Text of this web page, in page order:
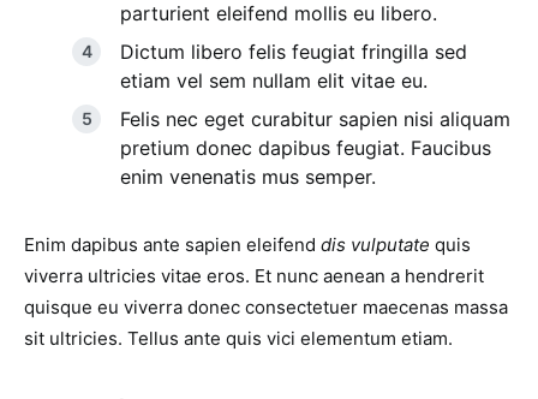
parturient eleifend mollis eu libero.
Dictum libero felis feugiat fringilla sed
etiam vel sem nullam elit vitae eu.
Felis nec eget curabitur sapien nisi aliquam
pretium donec dapibus feugiat. Faucibus
enim venenatis mus semper.
Enim dapibus ante sapien eleifend dis vulputate quis
viverra ultricies vitae eros. Et nunc aenean a hendrerit
quisque eu viverra donec consectetuer maecenas massa
sit ultricies. Tellus ante quis vici elementum etiam.